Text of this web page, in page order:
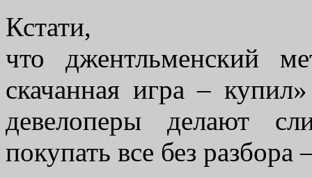
Кстати,
что джентльменский
скачанная игра –
девелоперы делают
покупать все без разбора